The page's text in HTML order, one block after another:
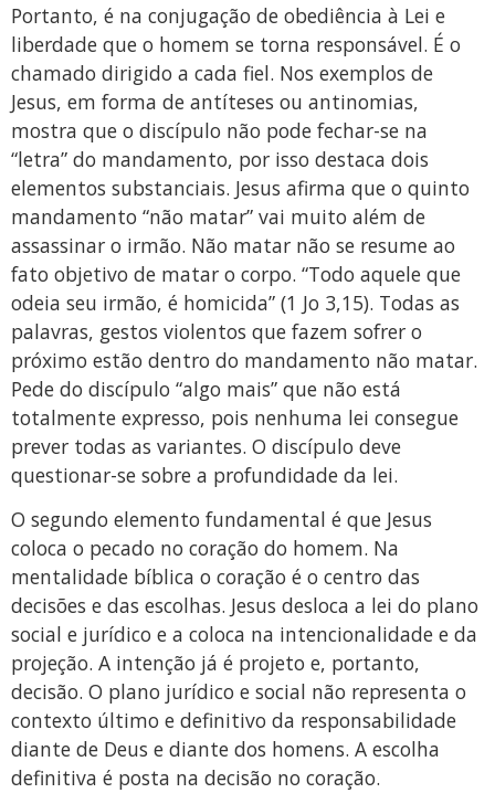
Portanto, é na conjugação de obediência à Lei e
liberdade que o homem se torna responsável. É o
chamado dirigido a cada fiel. Nos exemplos de
Jesus, em forma de antíteses ou antinomias,
mostra que o discípulo não pode fechar-se na
“letra” do mandamento, por isso destaca dois
elementos substanciais. Jesus afirma que o quinto
mandamento “não matar” vai muito além de
assassinar o irmão. Não matar não se resume ao
fato objetivo de matar o corpo. “Todo aquele que
odeia seu irmão, é homicida” (1 Jo 3,15). Todas as
palavras, gestos violentos que fazem sofrer o
próximo estão dentro do mandamento não matar.
Pede do discípulo “algo mais” que não está
totalmente expresso, pois nenhuma lei consegue
prever todas as variantes. O discípulo deve
questionar-se sobre a profundidade da lei.
O segundo elemento fundamental é que Jesus
coloca o pecado no coração do homem. Na
mentalidade bíblica o coração é o centro das
decisões e das escolhas. Jesus desloca a lei do plano
social e jurídico e a coloca na intencionalidade e da
projeção. A intenção já é projeto e, portanto,
decisão. O plano jurídico e social não representa o
contexto último e definitivo da responsabilidade
diante de Deus e diante dos homens. A escolha
definitiva é posta na decisão no coração.